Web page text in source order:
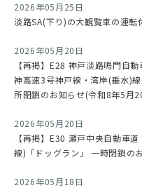
2026年05月25日
淡路SA(下り)の大観覧車の運転
2026年05月20日
【再掲】E28 神戸淡路鳴門自
神高速3号神戸線・湾岸(垂水)
所閉鎖のお知らせ(令和8年5月
2026年05月20日
【再掲】E30 瀬戸中央自動車
線)「ドッグラン」 一時閉鎖の
2026年05月18日